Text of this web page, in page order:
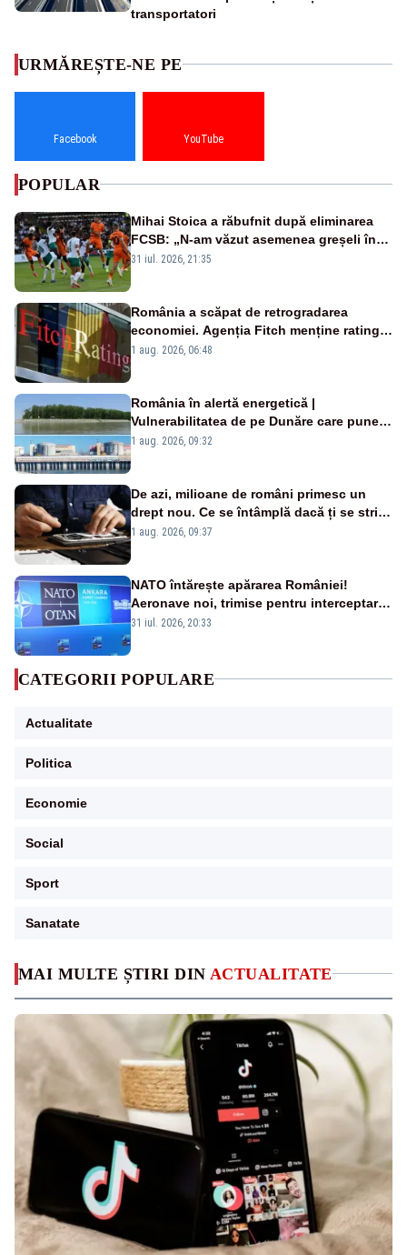
transportatori
MAI MULTE ȘTIRI DIN ACTUALITATE
URMĂREȘTE-NE PE
Facebook YouTube
POPULAR
Mihai Stoica a răbufnit după eliminarea
FCSB: „N-am văzut asemenea greșeli în
190 de meciuri europene”
31 iul. 2026, 21:35
România a scăpat de retrogradarea
economiei. Agenția Fitch menține ratingul
„BBB-” cu perspectivă negativă
1 aug. 2026, 06:48
România în alertă energetică |
Vulnerabilitatea de pe Dunăre care pune
în pericol Centrala Cernavodă era
1 aug. 2026, 09:32
De azi, milioane de români primesc un
drept nou. Ce se întâmplă dacă ți se strică
un produs
1 aug. 2026, 09:37
NATO întărește apărarea României!
Aeronave noi, trimise pentru interceptarea
și distrugerea dronelor
31 iul. 2026, 20:33
CATEGORII POPULARE
Actualitate
Politica
Economie
Social
Sport
Sanatate